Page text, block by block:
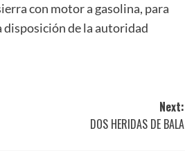
con motor a gasolina, para
disposición de la autoridad
Next:
DOS HERIDAS DE BALA